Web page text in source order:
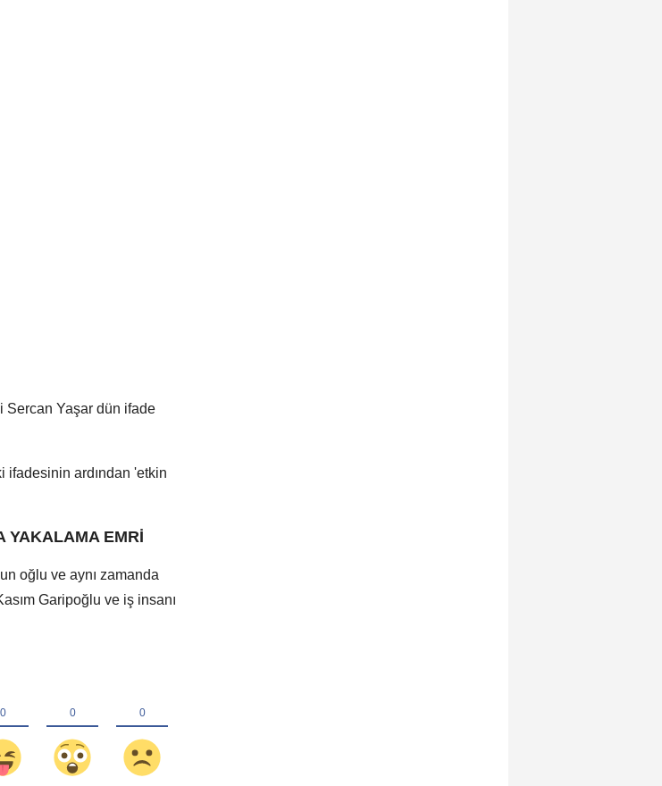
Sercan Yaşar dün ifade
ifadesinin ardından 'etkin
YAKALAMA EMRİ
oğlu ve aynı zamanda
Garipoğlu ve iş insanı